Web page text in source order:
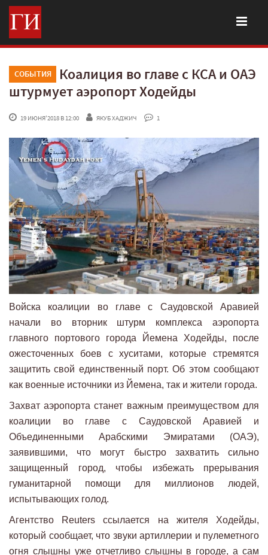
СОБЫТИЯ
Коалиция во главе с КСА и ОАЭ
штурмует аэропорт Ходейды
19 ИЮНЯ'2018 В 12:00 ЯКУБ ХАДЖИЧ 1
Войска коалиции во главе с Саудовской Аравией
начали во вторник штурм комплекса аэропорта
главного портового города Йемена Ходейды, после
ожесточенных боев с хуситами, которые стремятся
защитить свой единственный порт. Об этом сообщают
как военные источники из Йемена, так и жители города.
Захват аэропорта станет важным преимуществом для
коалиции во главе с Саудовской Аравией и
Объединенными Арабскими Эмиратами (ОАЭ),
заявившими, что могут быстро захватить сильно
защищенный город, чтобы избежать прерывания
гуманитарной помощи для миллионов людей,
испытывающих голод.
Агентство Reuters ссылается на жителя Ходейды,
который сообщает, что звуки артиллерии и пулеметного
огня слышны уже отчетливо слышны в городе, а сам